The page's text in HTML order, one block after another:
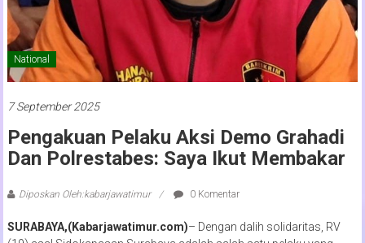
National
7 September 2025
Pengakuan Pelaku Aksi Demo Grahadi
Dan Polrestabes: Saya Ikut Membakar
Diposkan Oleh:kabarjawatimur 0 Komentar
SURABAYA,(Kabarjawatimur.com)– Dengan dalih solidaritas, RV